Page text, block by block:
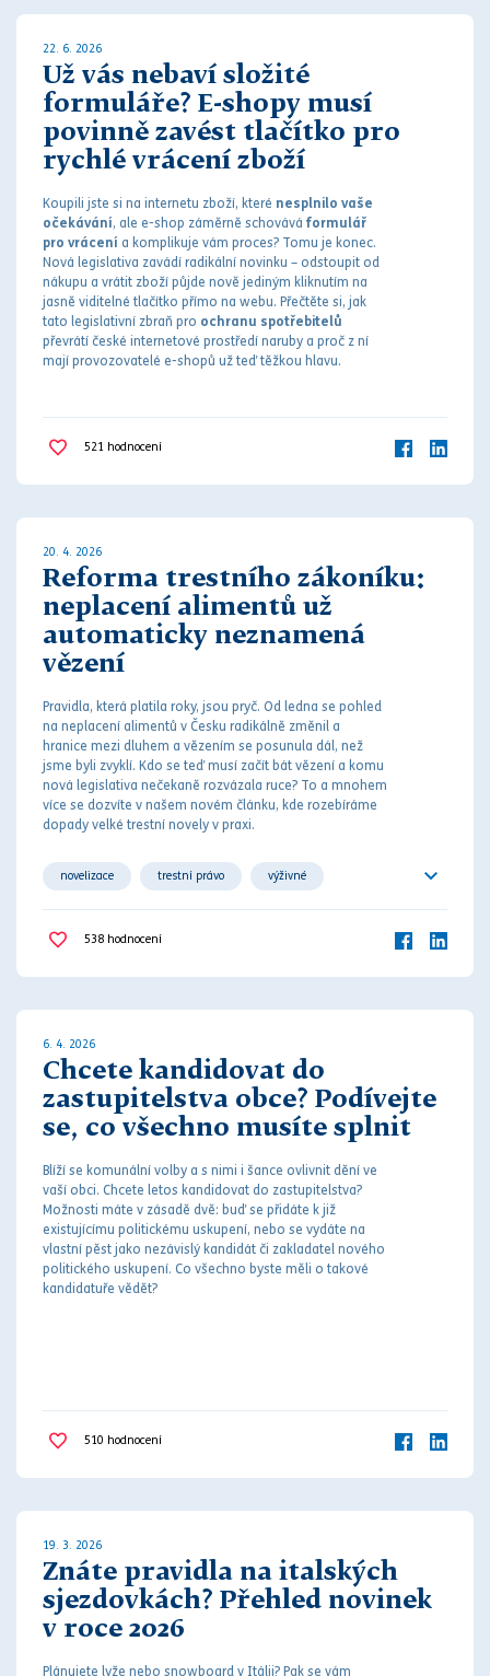
22. 6. 2026
Už vás nebaví složité
formuláře? E-shopy musí
povinně zavést tlačítko pro
rychlé vrácení zboží
Koupili jste si na internetu zboží, které nesplnilo vaše
očekávání, ale e-shop záměrně schovává formulář
pro vrácení a komplikuje vám proces? Tomu je konec.
Nová legislativa zavádí radikální novinku – odstoupit od
nákupu a vrátit zboží půjde nově jediným kliknutím na
jasně viditelné tlačítko přímo na webu. Přečtěte si, jak
tato legislativní zbraň pro ochranu spotřebitelů
převrátí české internetové prostředí naruby a proč z ní
mají provozovatelé e-shopů už teď těžkou hlavu.
521 hodnocení
20. 4. 2026
Reforma trestního zákoníku:
neplacení alimentů už
automaticky neznamená
vězení
Pravidla, která platila roky, jsou pryč. Od ledna se pohled
na neplacení alimentů v Česku radikálně změnil a
hranice mezi dluhem a vězením se posunula dál, než
jsme byli zvyklí. Kdo se teď musí začít bát vězení a komu
nová legislativa nečekaně rozvázala ruce? To a mnohem
více se dozvíte v našem novém článku, kde rozebíráme
dopady velké trestní novely v praxi.
novelizace trestní právo výživné
vyživovací povinnost
538 hodnocení
6. 4. 2026
Chcete kandidovat do
zastupitelstva obce? Podívejte
se, co všechno musíte splnit
Blíží se komunální volby a s nimi i šance ovlivnit dění ve
vaší obci. Chcete letos kandidovat do zastupitelstva?
Možnosti máte v zásadě dvě: buď se přidáte k již
existujícímu politickému uskupení, nebo se vydáte na
vlastní pěst jako nezávislý kandidát či zakladatel nového
politického uskupení. Co všechno byste měli o takové
kandidatuře vědět?
510 hodnocení
19. 3. 2026
Znáte pravidla na italských
sjezdovkách? Přehled novinek
v roce 2026
Plánujete lyže nebo snowboard v Itálii? Pak se vám